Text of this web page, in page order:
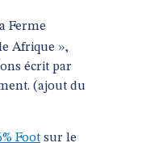
Ferme
Afrique »,
écrit par
(ajout du
Foot sur le